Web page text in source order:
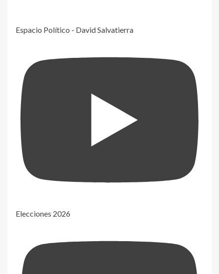
Espacio Político - David Salvatierra
Elecciones 2026